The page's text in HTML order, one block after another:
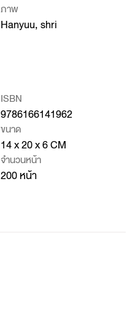
ภาพ
Hanyuu, shri
ISBN
9786166141962
ขนาด
14 x 20 x 6 CM
จำนวนหน้า
200 หน้า